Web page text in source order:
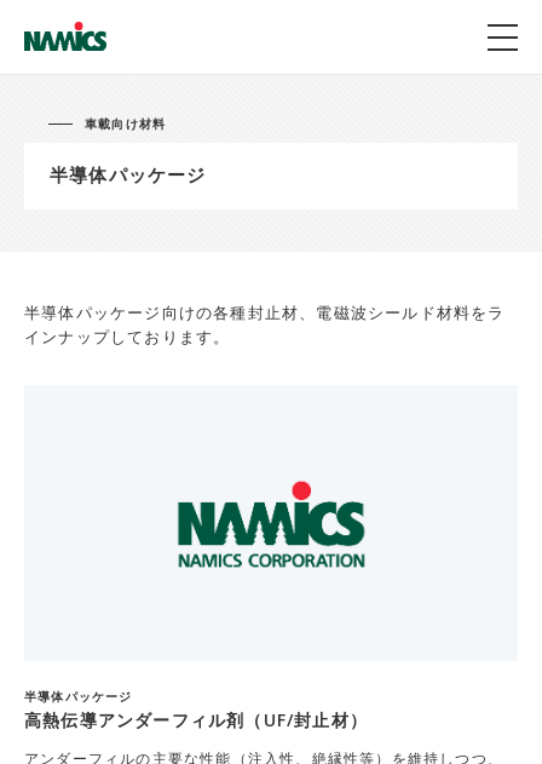
車載向け材料
半導体パッケージ
半導体パッケージ向けの各種封止材、電磁波シールド材料をラ
インナップしております。
半導体パッケージ
高熱伝導アンダーフィル剤（UF/封止材）
アンダーフィルの主要な性能（注入性、絶縁性等）を維持しつつ、